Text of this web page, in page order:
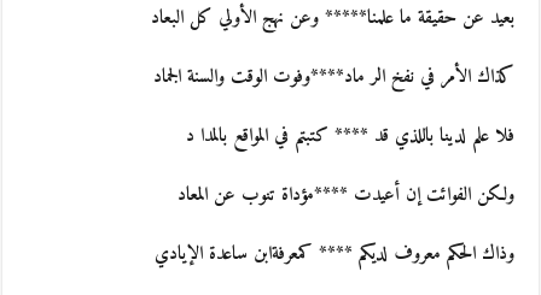
بعيد عن حقيقة ما علمنا***** وعن نهج الأولي كل البعاد
كذاك الأمر في نفخ الر ماد****وفوت الوقت والسنة الجماد
فلا علم لدينا باللذي قد **** كتبتم في المواقع بالمدا د
ولكن الفوائت إن أعيدت ****مؤداة تنوب عن المعاد
وذاك الحكم معروف لديكم **** كمعرفةابن ساعدة الإيادي